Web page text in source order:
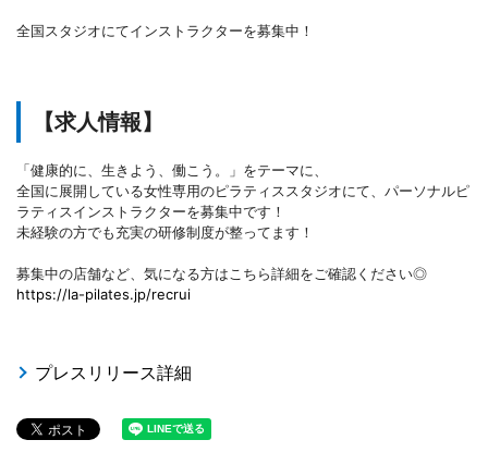
全国スタジオにてインストラクターを募集中！
【求人情報】
「健康的に、生きよう、働こう。」をテーマに、
全国に展開している女性専用のピラティススタジオにて、パーソナルピ
ラティスインストラクターを募集中です！
未経験の方でも充実の研修制度が整ってます！
募集中の店舗など、気になる方はこちら詳細をご確認ください◎
https://la-pilates.jp/recrui
プレスリリース詳細